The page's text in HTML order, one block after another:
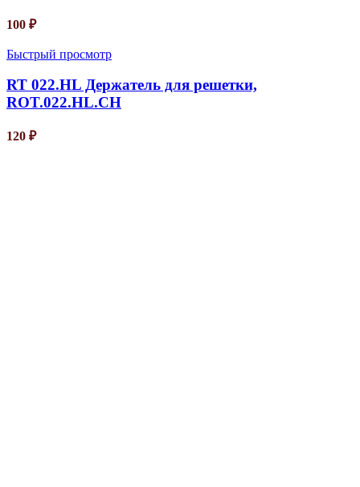
100 ₽
Быстрый просмотр
RT 022.HL Держатель для решетки,
ROT.022.HL.CH
120 ₽